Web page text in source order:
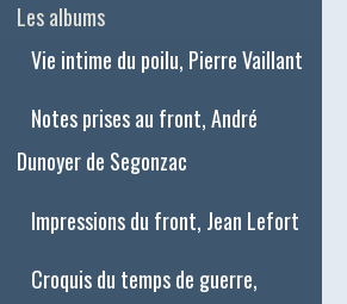
Les albums
Vie intime du poilu, Pierre Vaillant
Notes prises au front, André
Dunoyer de Segonzac
Impressions du front, Jean Lefort
Croquis du temps de guerre,